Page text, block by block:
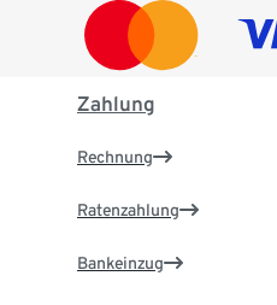
Zahlung
Rechnung
Ratenzahlung
Bankeinzug